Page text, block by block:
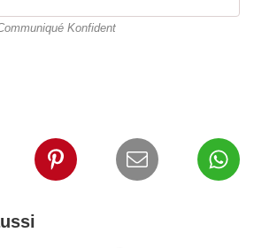
Konfident